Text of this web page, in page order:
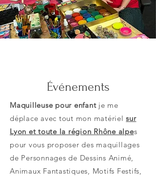
Événements
Maquilleuse pour enfantje me
déplace avec tout mon matérielsur
Lyon et toute la région Rhône alpes
pour vous proposer des maquillages
de Personnages de Dessins Animé,
Animaux Fantastiques, Motifs Festifs,